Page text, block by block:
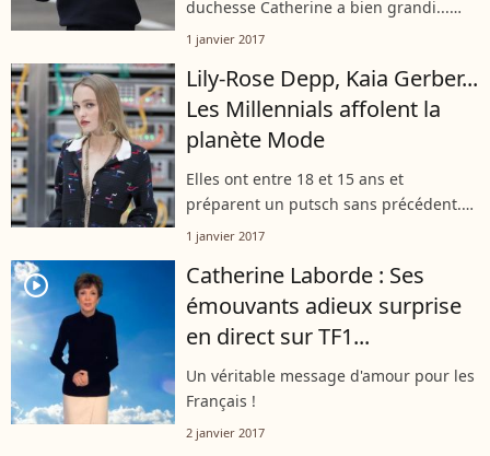
duchesse Catherine a bien grandi...
sous les yeux du public, beaucoup plus
1 janvier 2017
Lily-Rose Depp, Kaia Gerber...
Les Millennials affolent la
planète Mode
Elles ont entre 18 et 15 ans et
préparent un putsch sans précédent.
Découvrez-les !
1 janvier 2017
player2
Catherine Laborde : Ses
émouvants adieux surprise
en direct sur TF1...
Un véritable message d'amour pour les
Français !
2 janvier 2017